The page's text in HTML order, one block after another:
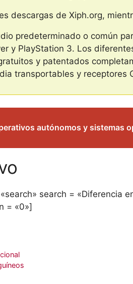
descargas de Xiph.org,
predeterminado o común
y PlayStation 3. Los
y patentados
transportables y receptores
autónomos y sistemas
search = «Diferencia
= «0»]